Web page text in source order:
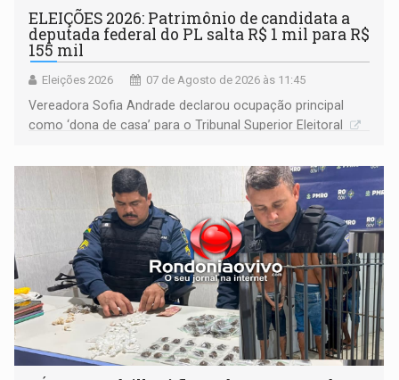
ELEIÇÕES 2026: Patrimônio de candidata a
deputada federal do PL salta R$ 1 mil para R$
155 mil
Eleições 2026 07 de Agosto de 2026 às 11:45
Vereadora Sofia Andrade declarou ocupação principal
como ‘dona de casa’ para o Tribunal Superior Eleitoral